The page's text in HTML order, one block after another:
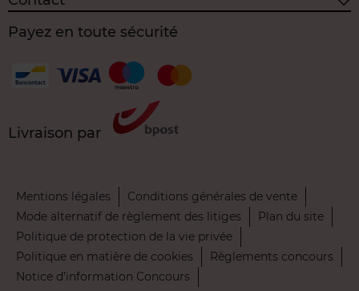
Payez en toute sécurité
Livraison par
Mentions légales
Conditions générales de vente
Mode alternatif de règlement des litiges
Plan du site
Politique de protection de la vie privée
Politique en matière de cookies
Règlements concours
Notice d’information Concours